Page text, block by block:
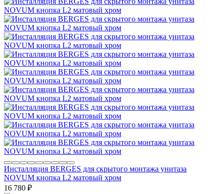
Инсталляция BERGES для скрытого монтажа унитаза
NOVUM кнопка L2 матовый хром
16 780 ₽